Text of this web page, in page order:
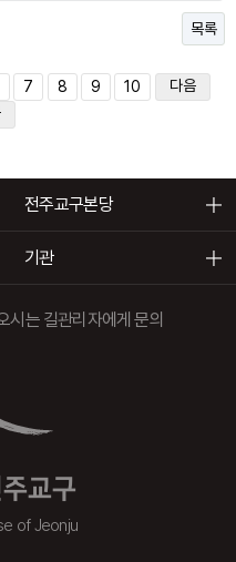
목록
7 8 9 10
다음
전주교구본당
기관
교구
of Jeonju
시는 길관리자에게 문의